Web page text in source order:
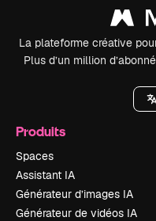
La plateforme créative
Plus d’un million
Produits
Spaces
Assistant IA
Générateur d’images IA
Générateur de vidéos IA